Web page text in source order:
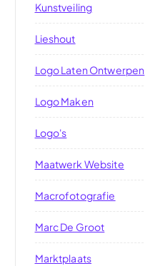
Kunstveiling
Lieshout
Logo Laten Ontwerpen
Logo Maken
Logo's
Maatwerk Website
Macrofotografie
Marc De Groot
Marktplaats